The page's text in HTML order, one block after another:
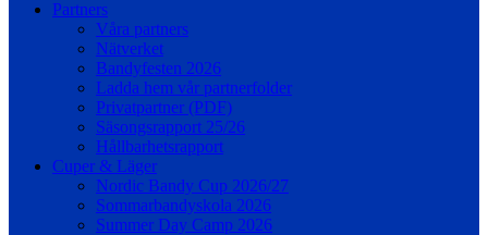
Partners
Våra partners
Nätverket
Bandyfesten 2026
Ladda hem vår partnerfolder
Privatpartner (PDF)
Säsongsrapport 25/26
Hållbarhetsrapport
Cuper & Läger
Nordic Bandy Cup 2026/27
Sommarbandyskola 2026
Summer Day Camp 2026